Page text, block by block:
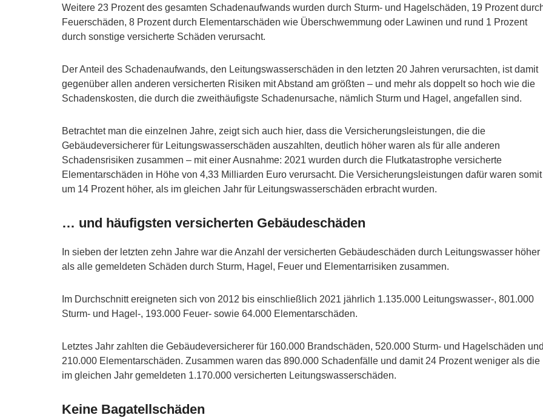
Weitere 23 Prozent des gesamten Schadenaufwands wurden durch Sturm- und Hagelschäden, 19 Prozent
Feuerschäden, 8 Prozent durch Elementarschäden wie Überschwemmung oder Lawinen und rund 1 Prozent
durch sonstige versicherte Schäden verursacht.
Der Anteil des Schadenaufwands, den Leitungswasserschäden in den letzten 20 Jahren verursachten, ist damit
gegenüber allen anderen versicherten Risiken mit Abstand am größten – und mehr als doppelt so hoch wie die
Schadenskosten, die durch die zweithäufigste Schadenursache, nämlich Sturm und Hagel, angefallen sind.
Betrachtet man die einzelnen Jahre, zeigt sich auch hier, dass die Versicherungsleistungen, die die
Gebäudeversicherer für Leitungswasserschäden auszahlten, deutlich höher waren als für alle anderen
Schadensrisiken zusammen – mit einer Ausnahme: 2021 wurden durch die Flutkatastrophe versicherte
Elementarschäden in Höhe von 4,33 Milliarden Euro verursacht. Die Versicherungsleistungen dafür waren somit
um 14 Prozent höher, als im gleichen Jahr für Leitungswasserschäden erbracht wurden.
… und häufigsten versicherten Gebäudeschäden
In sieben der letzten zehn Jahre war die Anzahl der versicherten Gebäudeschäden durch Leitungswasser höher
als alle gemeldeten Schäden durch Sturm, Hagel, Feuer und Elementarrisiken zusammen.
Im Durchschnitt ereigneten sich von 2012 bis einschließlich 2021 jährlich 1.135.000 Leitungswasser-, 801.000
Sturm- und Hagel-, 193.000 Feuer- sowie 64.000 Elementarschäden.
Letztes Jahr zahlten die Gebäudeversicherer für 160.000 Brandschäden, 520.000 Sturm- und Hagelschäden und
210.000 Elementarschäden. Zusammen waren das 890.000 Schadenfälle und damit 24 Prozent weniger als die
im gleichen Jahr gemeldeten 1.170.000 versicherten Leitungswasserschäden.
Keine Bagatellschäden